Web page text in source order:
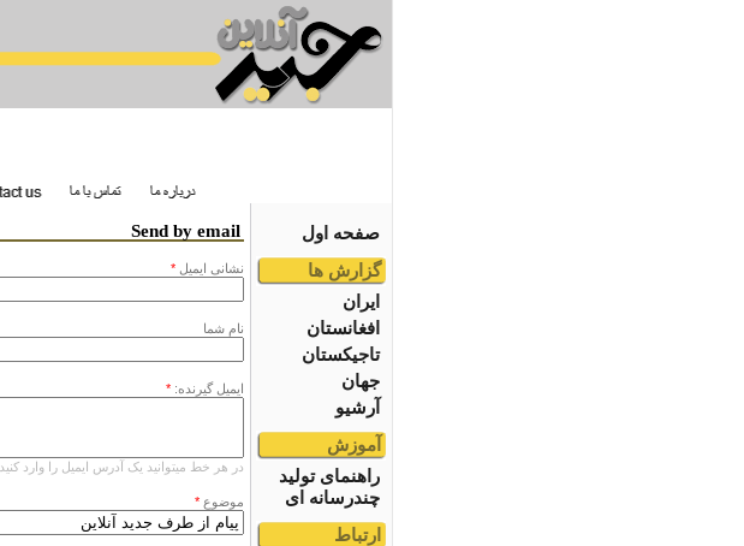
صفحه اول
گزارش ها
ایران
افغانستان
تاجیکستان
جهان
آرشیو
آموزش
راهنمای تولید
چندرسانه ای
ارتباط
Send by email
نشانى ايميل *
نام شما
ایمیل گیرنده: *
در هر خط میتوانید یک آدرس ایمیل را وارد کنید.
موضوع *